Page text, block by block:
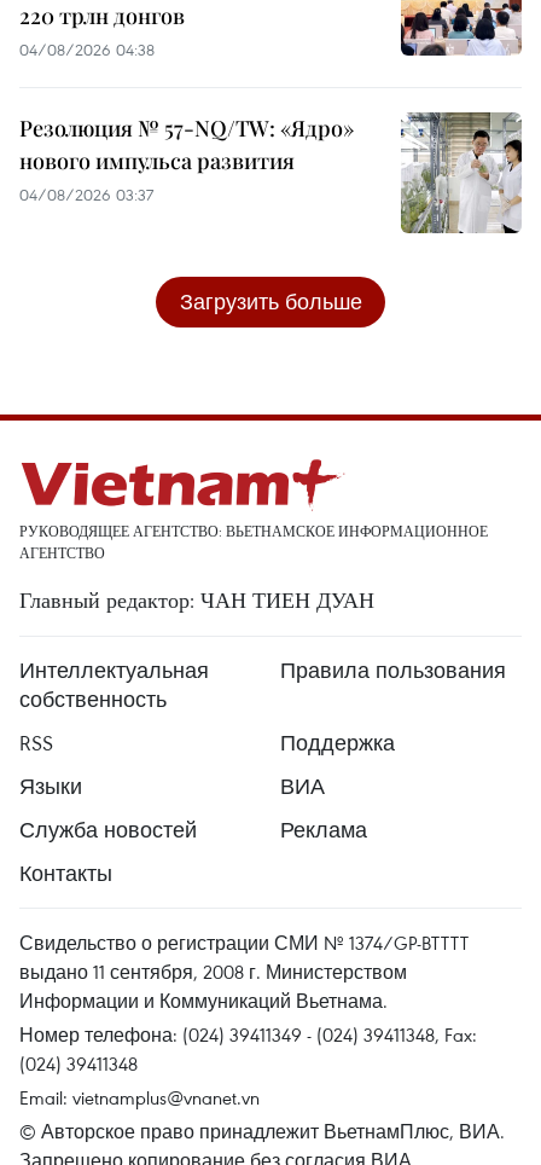
220 трлн донгов
04/08/2026 04:38
Резолюция № 57-NQ/TW: «Ядро»
нового импульса развития
04/08/2026 03:37
Загрузить больше
РУКОВОДЯЩЕЕ АГЕНТСТВО: ВЬЕТНАМСКОЕ ИНФОРМАЦИОННОЕ
АГЕНТСТВО
Главный редактор: ЧАН ТИЕН ДУАН
Интеллектуальная
собственность
Правила пользования
RSS
Поддержка
Языки
ВИА
Служба новостей
Реклама
Контакты
Свидельство о регистрации СМИ № 1374/GP-BTTTT
выдано 11 сентября, 2008 г. Министерством
Информации и Коммуникаций Вьетнама.
Номер телефона: (024) 39411349 - (024) 39411348, Fax:
(024) 39411348
Email: vietnamplus@vnanet.vn
© Авторское право принадлежит ВьетнамПлюс, ВИА.